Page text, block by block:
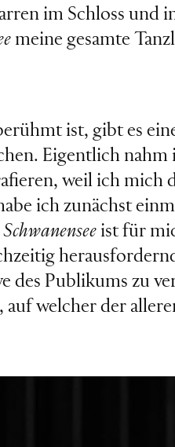
im Schloss und
meine gesamte
ist, gibt es
Eigentlich
weil ich mich
ich zunächst
Schwanensee ist für
Publikums zu
auf welcher der